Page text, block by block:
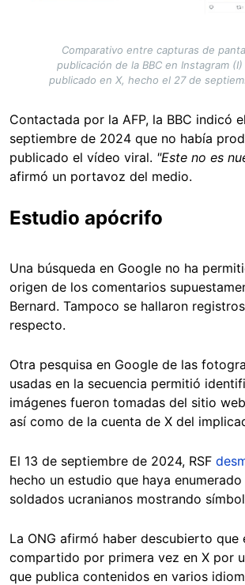
Comparativo entre capturas de
publicación de la BBC en Instagram
publicado en X, hecho el 27 de
Contactada por la AFP, la BBC indicó
septiembre de 2024 que no había
publicado el vídeo viral. "Este no es
afirmó un portavoz del medio.
Estudio apócrifo
Una búsqueda en Google no ha
origen de los comentarios
Bernard. Tampoco se hallaron
respecto.
Otra pesquisa en Google de las
usadas en la secuencia permitió
imágenes fueron tomadas del sitio
así como de la cuenta de X del
El 13 de septiembre de 2024, RSF
hecho un estudio que haya enumerado
soldados ucranianos mostrando
La ONG afirmó haber descubierto que
compartido por primera vez en X por
que publica contenidos en varios